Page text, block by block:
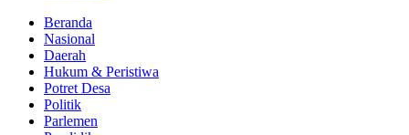
Beranda
Nasional
Daerah
Hukum & Peristiwa
Potret Desa
Politik
Parlemen